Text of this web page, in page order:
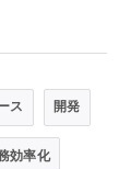
ス 開発
効率化